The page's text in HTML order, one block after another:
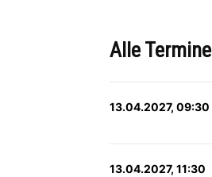
Alle Termine
13.04.2027, 09:30
13.04.2027, 11:30